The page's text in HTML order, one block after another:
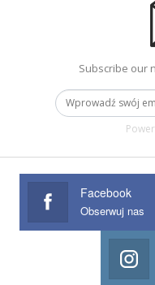
Subscribe our
Facebook
Obserwuj nas